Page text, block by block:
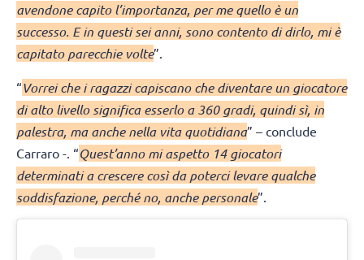
avendone capito l’importanza, per me quello è un
successo. E in questi sei anni, sono contento di dirlo, mi è
capitato parecchie volte”.
“Vorrei che i ragazzi capiscano che diventare un giocatore
di alto livello significa esserlo a 360 gradi, quindi sì, in
palestra, ma anche nella vita quotidiana” – conclude
Carraro -. “Quest’anno mi aspetto 14 giocatori
determinati a crescere così da poterci levare qualche
soddisfazione, perché no, anche personale”.